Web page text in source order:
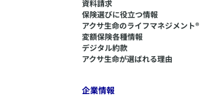
資料請求
保険選びに役立つ情報
​アクサ生命のライフマネジメント®
変額保険各種情報
デジタル約款
アクサ生命が選ばれる理由
企業情報